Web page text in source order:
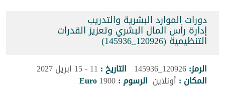
دورات الموارد البشرية والتدريب
إدارة رأس المال البشري وتعزيز القدرات
التنظيمية (120926_145936)
الرمز:120926_145936 التاريخ : 11 - 15 ابريل 2027
المكان : أونلاين الرسوم :1900
Euro